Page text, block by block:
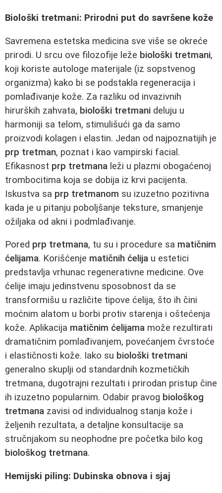
Biološki tretmani: Prirodni put do savršene kože
Savremena estetska medicina sve više se okreće
prirodi. U srcu ove filozofije leže biološki tretmani,
koji koriste autologe materijale (iz sopstvenog
organizma) kako bi se podstakla regeneracija i
pomlađivanje kože. Za razliku od invazivnih
hirurških zahvata, biološki tretmani deluju u
harmoniji sa telom, stimulišući ga da samo
proizvodi kolagen i elastin. Jedan od najpoznatijih je
prp tretman, poznat i kao vampirski facial.
Efikasnost prp tretmana leži u plazmi obogaćenoj
trombocitima koja se dobija iz krvi pacijenta.
Iskustva sa prp tretmanom su izuzetno pozitivna
kada je u pitanju poboljšanje teksture, smanjenje
ožiljaka od akni i podmlađivanje.
Pored prp tretmana, tu su i procedure sa matičnim
ćelijama. Korišćenje matičnih ćelija u estetici
predstavlja vrhunac regenerativne medicine. Ove
ćelije imaju jedinstvenu sposobnost da se
transformišu u različite tipove ćelija, što ih čini
moćnim alatom u borbi protiv starenja i oštećenja
kože. Aplikacija matičnim ćelijama može rezultirati
dramatičnim pomlađivanjem, povećanjem čvrstoće
i elastičnosti kože. Iako su biološki tretmani
generalno skuplji od standardnih kozmetičkih
tretmana, dugotrajni rezultati i prirodan pristup čine
ih izuzetno popularnim. Odabir pravog biološkog
tretmana zavisi od individualnog stanja kože i
željenih rezultata, a detaljne konsultacije sa
stručnjakom su neophodne pre početka bilo kog
biološkog tretmana.
Hemijski piling: Dubinska obnova i sjaj